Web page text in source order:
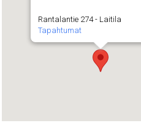
Rantalantie 274 - Laitila
Tapahtumat